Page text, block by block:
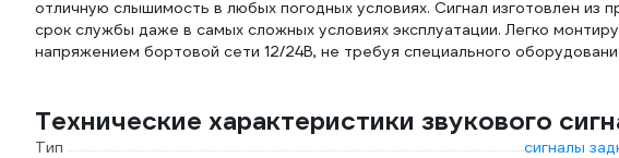
отличную слышимость в любых погодных условиях. Сигнал изготовлен из
срок службы даже в самых сложных условиях эксплуатации. Легко
напряжением бортовой сети 12/24В, не требуя специального
Технические характеристики звукового
Тип
сигналы